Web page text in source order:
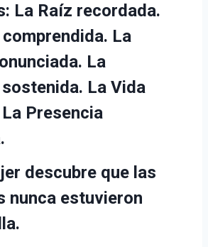
La Raíz recordada.
La
La
La Vida
Presencia
descubre que las
nunca estuvieron